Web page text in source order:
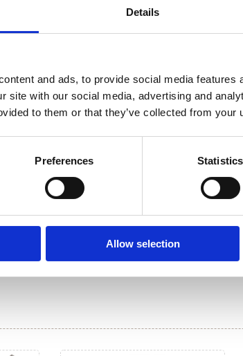
Details
and ads, to provide social media features
site with our social media, advertising and
to them or that they’ve collected from your
Preferences Statistics
Allow selection
307